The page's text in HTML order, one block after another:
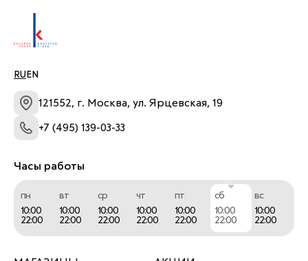
RU EN
121552, г. Москва, ул. Ярцевская, 19
+7 (495) 139-03-33
Часы работы
пн
10:00
22:00
вт
10:00
22:00
ср
10:00
22:00
чт
10:00
22:00
пт
10:00
22:00
сб
10:00
22:00
вс
10:00
22:00